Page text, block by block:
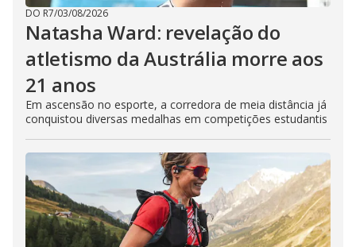
DO R7/03/08/2026
Natasha Ward: revelação do
atletismo da Austrália morre aos
21 anos
Em ascensão no esporte, a corredora de meia distância já
conquistou diversas medalhas em competições estudantis